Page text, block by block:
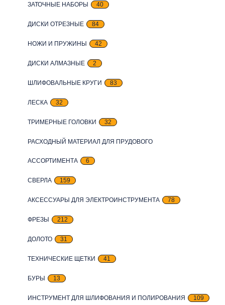
ЗАТОЧНЫЕ НАБОРЫ 40
ДИСКИ ОТРЕЗНЫЕ 84
НОЖИ И ПРУЖИНЫ 42
ДИСКИ АЛМАЗНЫЕ 2
ШЛИФОВАЛЬНЫЕ КРУГИ 83
ЛЕСКА 32
ТРИМЕРНЫЕ ГОЛОВКИ 32
РАСХОДНЫЙ МАТЕРИАЛ ДЛЯ ПРУДОВОГО
АССОРТИМЕНТА 6
СВЕРЛА 159
АКСЕССУАРЫ ДЛЯ ЭЛЕКТРОИНСТРУМЕНТА 78
ФРЕЗЫ 212
ДОЛОТО 31
ТЕХНИЧЕСКИЕ ЩЕТКИ 41
БУРЫ 13
ИНСТРУМЕНТ ДЛЯ ШЛИФОВАНИЯ И ПОЛИРОВАНИЯ 109